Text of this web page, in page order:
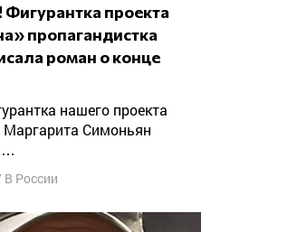
пропагандистка
роман о конце
Маргарита Симоньян
…
В России